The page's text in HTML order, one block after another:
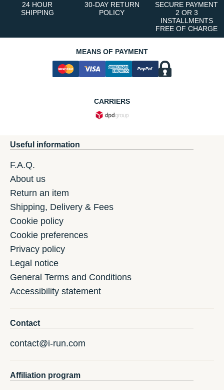
24 HOUR
SHIPPING
30-DAY RETURN
POLICY
SECURE PAYMENT
2 OR 3
INSTALLMENTS
FREE OF CHARGE
MEANS OF PAYMENT
CARRIERS
Useful information
F.A.Q.
About us
Return an item
Shipping, Delivery & Fees
Cookie policy
Cookie preferences
Privacy policy
Legal notice
General Terms and Conditions
Accessibility statement
Contact
contact@i-run.com
Affiliation program